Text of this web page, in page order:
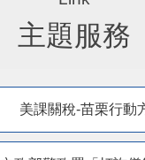
主題服務
美課關稅-苗栗行動